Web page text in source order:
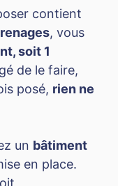
contient
, vous
soit 1
de le faire,
posé, rien ne
un bâtiment
en place.